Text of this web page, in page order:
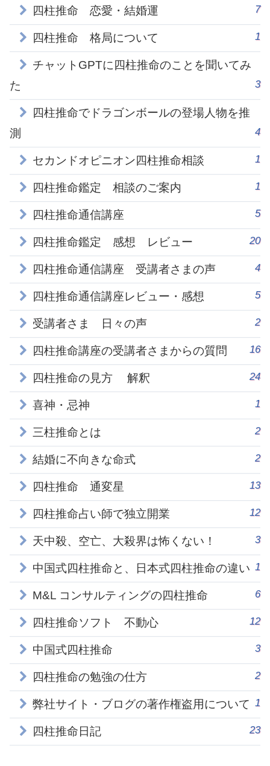
四柱推命 恋愛・結婚運 7
四柱推命 格局について 1
チャットGPTに四柱推命のことを聞いてみ
た
3
四柱推命でドラゴンボールの登場人物を推
測
4
セカンドオピニオン四柱推命相談 1
四柱推命鑑定 相談のご案内 1
四柱推命通信講座 5
四柱推命鑑定 感想 レビュー 20
四柱推命通信講座 受講者さまの声 4
四柱推命通信講座レビュー・感想 5
受講者さま 日々の声 2
四柱推命講座の受講者さまからの質問 16
四柱推命の見方 解釈 24
喜神・忌神 1
三柱推命とは 2
結婚に不向きな命式 2
四柱推命 通変星 13
四柱推命占い師で独立開業 12
天中殺、空亡、大殺界は怖くない！ 3
中国式四柱推命と、日本式四柱推命の違い 1
M&L コンサルティングの四柱推命 6
四柱推命ソフト 不動心 12
中国式四柱推命 3
四柱推命の勉強の仕方 2
弊社サイト・ブログの著作権盗用について 1
四柱推命日記 23